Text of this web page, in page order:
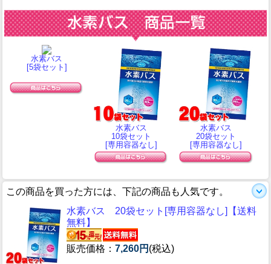
水素バス
[5袋セット]
水素バス
10袋セット
[専用容器なし]
水素バス
20袋セット
[専用容器なし]
この商品を買った方には、下記の商品も人気です。
水素バス 20袋セット[専用容器なし]【送料
無料】
販売価格： 7,260円 (税込)